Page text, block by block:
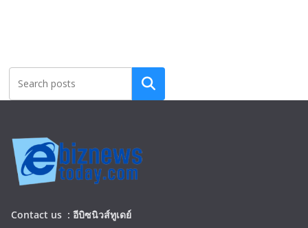
Search
Contact us : อีบิซนิวส์ทูเดย์